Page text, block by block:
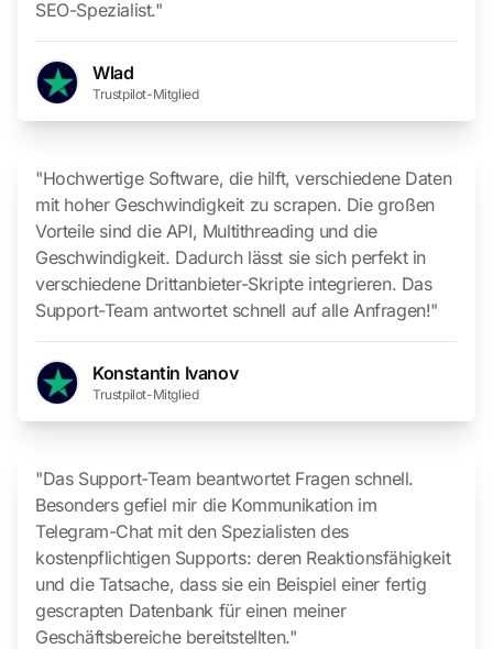
SEO-Spezialist."
Wlad
Trustpilot-Mitglied
"Hochwertige Software, die hilft, verschiedene Daten
mit hoher Geschwindigkeit zu scrapen. Die großen
Vorteile sind die API, Multithreading und die
Geschwindigkeit. Dadurch lässt sie sich perfekt in
verschiedene Drittanbieter-Skripte integrieren. Das
Support-Team antwortet schnell auf alle Anfragen!"
Konstantin Ivanov
Trustpilot-Mitglied
"Das Support-Team beantwortet Fragen schnell.
Besonders gefiel mir die Kommunikation im
Telegram-Chat mit den Spezialisten des
kostenpflichtigen Supports: deren Reaktionsfähigkeit
und die Tatsache, dass sie ein Beispiel einer fertig
gescrapten Datenbank für einen meiner
Geschäftsbereiche bereitstellten."